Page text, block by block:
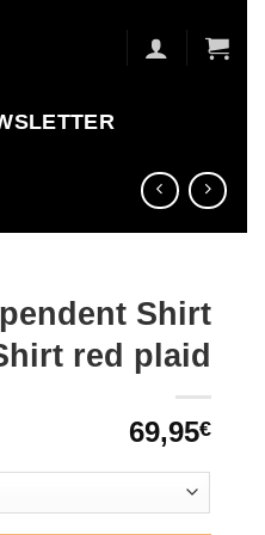
Shirt
red plaid
69,95€